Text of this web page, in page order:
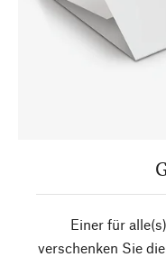
Einer für
verschenken Sie